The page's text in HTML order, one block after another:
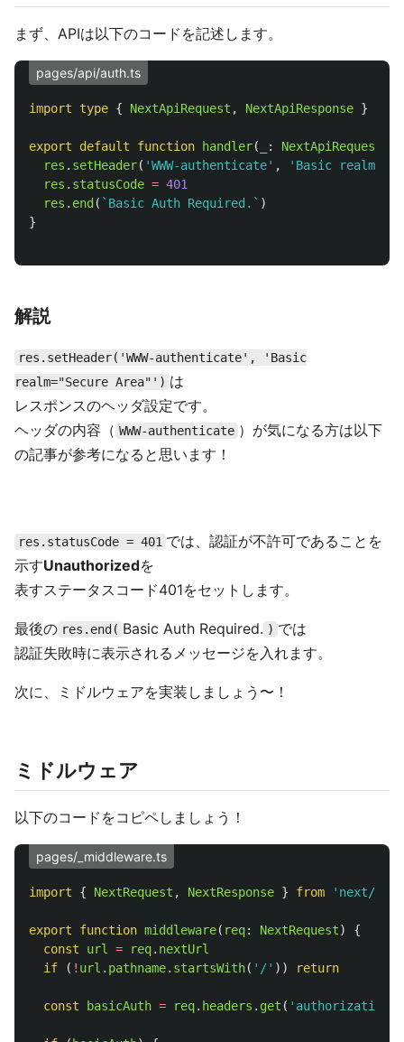
まず、APIは以下のコードを記述します。
pages/api/auth.ts
import type { NextApiRequest , NextApiResponse }
export default function handler( : NextApiRequest
res . setHeader( 'WWW-authenticate' , ' Basic
res . statusCode = 401
res . end ( `Basic Auth Required.` )
}
解説
res.setHeader('WWW-authenticate', 'Basic
realm="Secure Area"') は
レスポンスのヘッダ設定です。
ヘッダの内容（ WWW-authenticate ）が気になる方は以下
の記事が参考になると思います！
res.statusCode = 401 では、認証が不許可であることを
示すUnauthorizedを
表すステータスコード401をセットします。
最後の res.end( Basic Auth Required. ) では
認証失敗時に表示されるメッセージを入れます。
次に、ミドルウェアを実装しましょう〜！
ミドルウェア
以下のコードをコピペしましょう！
pages/_middleware.ts
import { NextRequest , NextResponse } from ' next/
export function middleware( req: NextRequest)
{
const
url = req. nextUrl
if
( ! url . pathname. startsWith( ' /' )) return
const basicAuth = req. headers . get ( ' authorization